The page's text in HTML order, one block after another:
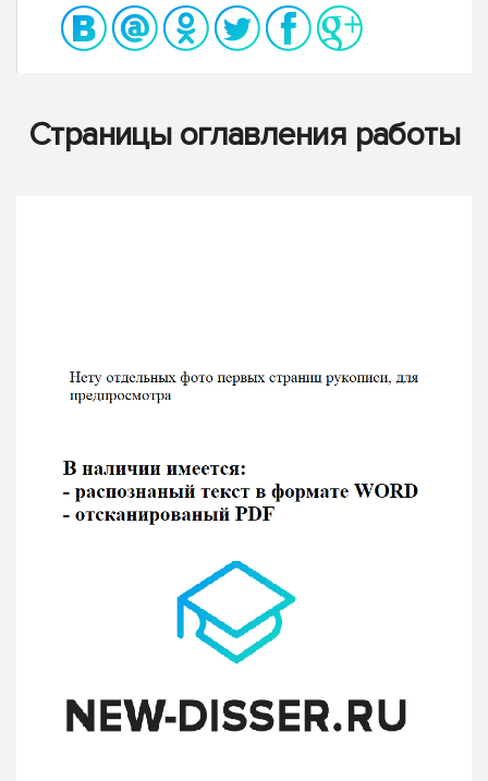
Страницы оглавления работы